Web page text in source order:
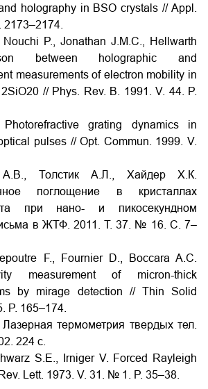
holography in BSO crystals // Appl.
2173–2174.
P., Jonathan J.M.C., Hellwarth
between holographic and
measurements of electron mobility in
// Phys. Rev. B. 1991. V. 44. P.
grating dynamics in
pulses // Opt. Commun. 1999. V.
Толстик А.Л., Хайдер Х.К.
поглощение в кристаллах
при нано- и пикосекундном
в ЖТФ. 2011. Т. 37. № 16. С. 7–
F., Fournier D., Boccara A.C.
measurement of micron-thick
by mirage detection // Thin Solid
P. 165–174.
термометрия твердых тел.
224 с.
S.E., Irniger V. Forced Rayleigh
Lett. 1973. V. 31. № 1. P. 35–38.